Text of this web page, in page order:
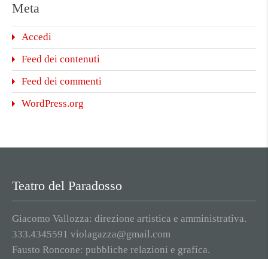
Meta
Accedi
Feed dei contenuti
Feed dei commenti
WordPress.org
Teatro del Paradosso
Giacomo Vallozza: direzione artistica e amministrativa.
333.4345591 violagazza@gmail.com
Fausto Roncone: pubbliche relazioni e grafica.